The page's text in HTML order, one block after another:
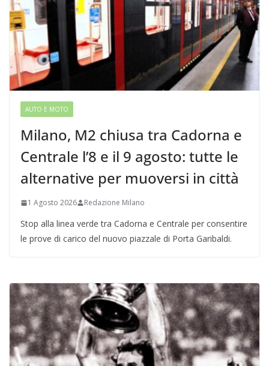
AUTO E MOTO
Milano, M2 chiusa tra Cadorna e
Centrale l’8 e il 9 agosto: tutte le
alternative per muoversi in città
1 Agosto 2026 Redazione Milano
Stop alla linea verde tra Cadorna e Centrale per consentire
le prove di carico del nuovo piazzale di Porta Garibaldi.